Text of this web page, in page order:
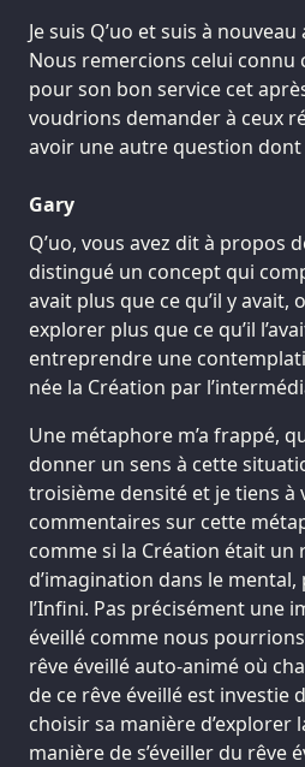
Je suis Q’uo et suis à
Nous remercions celui connu
pour son bon service cet
voudrions demander à ceux
avoir une autre question
Gary
Q’uo, vous avez dit à propos
distingué un concept qui
avait plus que ce qu’il y avait,
explorer plus que ce qu’il
entreprendre une
née la Création par
Une métaphore m’a frappé,
donner un sens à cette
troisième densité et je tiens à
commentaires sur cette
comme si la Création était un
d’imagination dans le
l’Infini. Pas précisément une
éveillé comme nous
rêve éveillé auto-animé où
de ce rêve éveillé est
choisir sa manière d’explorer
manière de s’éveiller du rêve